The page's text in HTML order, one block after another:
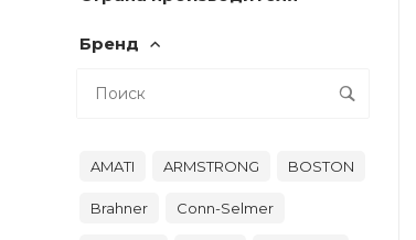
Бренд
AMATI ARMSTRONG BOSTON
Brahner Conn-Selmer